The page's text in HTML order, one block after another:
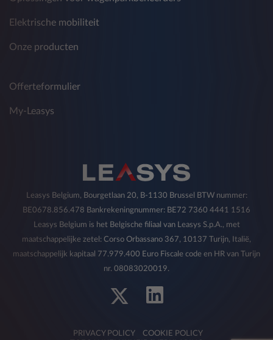
Crédit Agricole Group - ten behoeve van
telemarketing, commerciële informatie, het
verkoopactiviteiten of interactieve
diensten en andere activiteiten met betrekking
dergelijke verwerking is van invloed op de
activiteiten.
U hebt te allen tijde het recht om de eerder
gegeven toestemming met betrekking tot de in
trekken op de in punt 5) aangegeven wijze.
2) Ontvangers van persoonsgegevens
Voor de verschillende hierboven beschreven
Elektrische mobiliteit
Onze producten
Offerteformulier
My-Leasys
Leasys Belgium, Bourgetlaan 20, B-1130 Brussel BTW nummer:
BE0678.856.478 Bankrekeningnummer: BE72 7360 4441 1516
Leasys Belgium is het Belgische filiaal van Leasys S.p.A., met
maatschappelijke zetel: Corso Orbassano 367, 10137 Turijn, Italië,
maatschappelijk kapitaal 77.979.400 Euro Fiscale code en HR van Turijn
nr. 08083020019.
PRIVACY POLICY
COOKIE POLICY